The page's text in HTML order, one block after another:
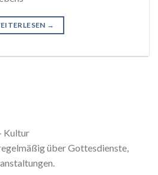
→
Kultur
über Gottesdienste,